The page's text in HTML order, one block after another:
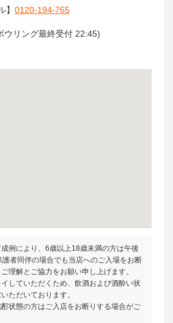
】 0120-194-765
ウリング最終受付 22:45)
例により、6歳以上18歳未満の方は午後
者同伴の場合でも当店へのご入場をお断
理解とご協力をお願い申し上げます。
していただくため、飲酒および酒酔い状
ただいております。
状態の方はご入店をお断りする場合がご